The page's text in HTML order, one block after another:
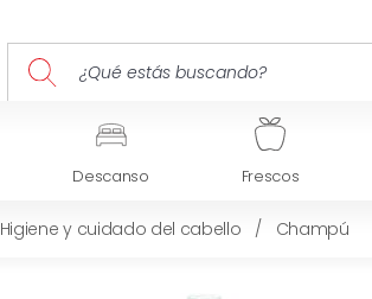
Descanso Frescos
Higiene y cuidado del cabello / Champú